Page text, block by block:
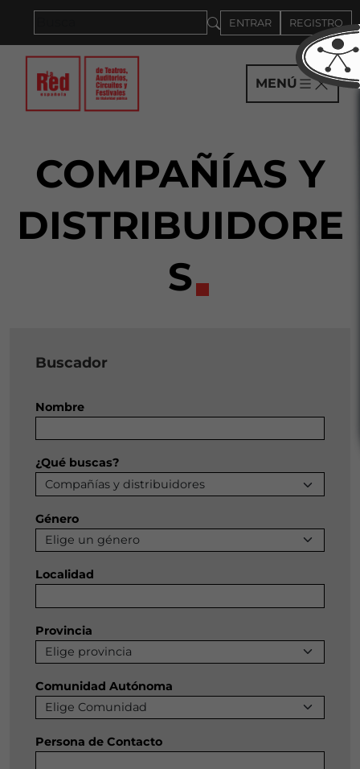
ENTRAR REGISTRO
MENÚ
COMPAÑÍAS Y
DISTRIBUIDORE
S
Buscador
Nombre
¿Qué buscas?
Género
Localidad
Provincia
Comunidad Autónoma
Persona de Contacto